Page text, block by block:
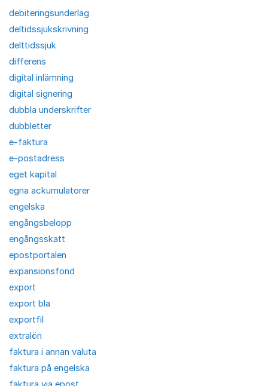
debiteringsunderlag
deltidssjukskrivning
delttidssjuk
differens
digital inlämning
digital signering
dubbla underskrifter
dubbletter
e-faktura
e-postadress
eget kapital
egna ackumulatorer
engelska
engångsbelopp
engångsskatt
epostportalen
expansionsfond
export
export bla
exportfil
extralön
faktura i annan valuta
faktura på engelska